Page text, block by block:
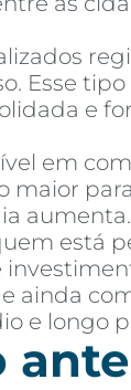
Esse
e
em
aumenta.
está
ainda
e longo